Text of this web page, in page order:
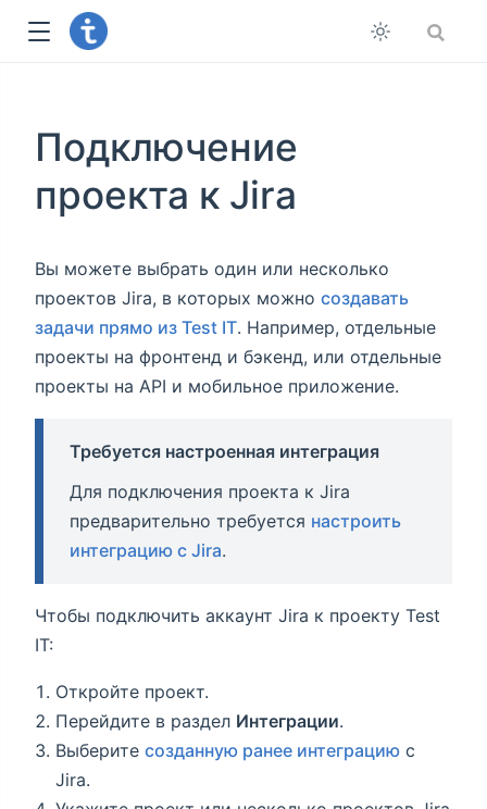
Подключение
проекта к Jira
Вы можете выбрать один или несколько
проектов Jira, в которых можно создавать
задачи прямо из Test IT. Например, отдельные
проекты на фронтенд и бэкенд, или отдельные
проекты на API и мобильное приложение.
Требуется настроенная интеграция
Для подключения проекта к Jira
предварительно требуется настроить
интеграцию с Jira.
Чтобы подключить аккаунт Jira к проекту Test
IT:
Откройте проект.
Перейдите в раздел Интеграции.
Выберитесозданную ранее интеграцию с
Jira.